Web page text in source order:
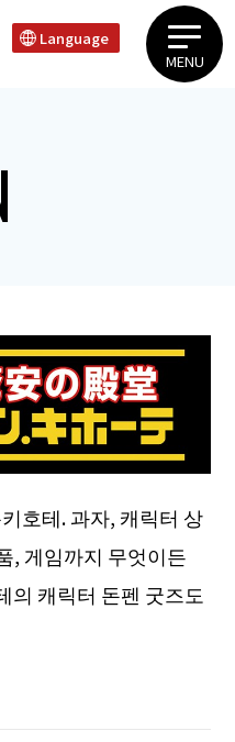
Language
MENU
호테. 과자, 캐릭터 상
, 게임까지 무엇이든
의 캐릭터 돈펜 굿즈도